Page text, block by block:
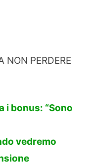
NON PERDERE
i bonus: “Sono
vedremo